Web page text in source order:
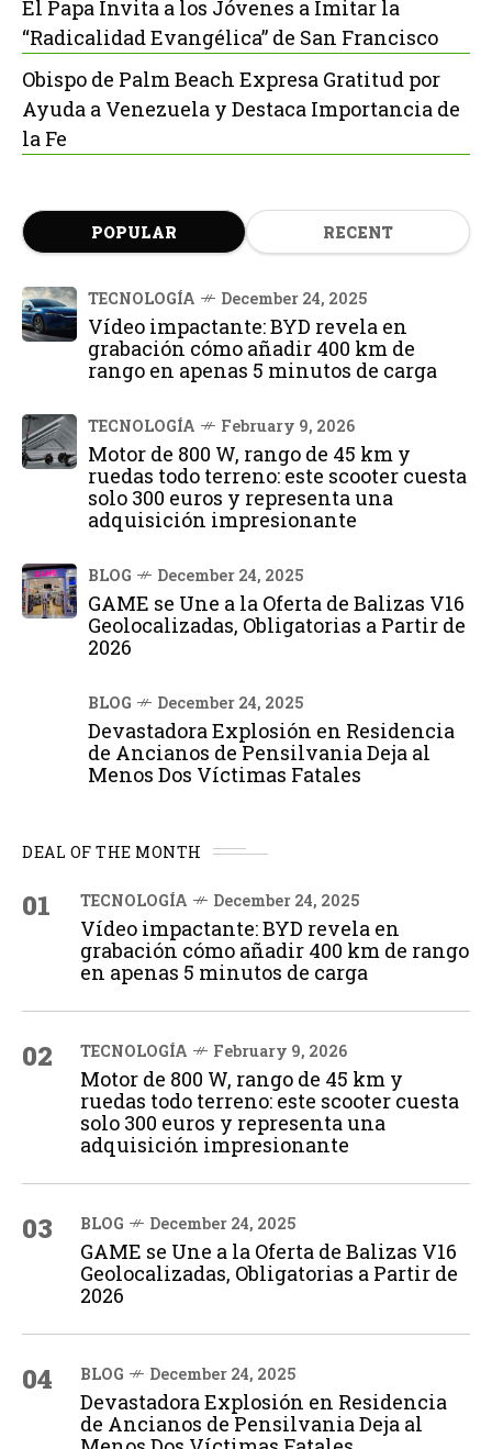
El Papa Invita a los Jóvenes a Imitar la
“Radicalidad Evangélica” de San Francisco
Obispo de Palm Beach Expresa Gratitud por
Ayuda a Venezuela y Destaca Importancia de
la Fe
POPULAR RECENT
TECNOLOGÍA December 24, 2025
Vídeo impactante: BYD revela en
grabación cómo añadir 400 km de
rango en apenas 5 minutos de carga
TECNOLOGÍA February 9, 2026
Motor de 800 W, rango de 45 km y
ruedas todo terreno: este scooter cuesta
solo 300 euros y representa una
adquisición impresionante
BLOG December 24, 2025
GAME se Une a la Oferta de Balizas V16
Geolocalizadas, Obligatorias a Partir de
2026
BLOG December 24, 2025
Devastadora Explosión en Residencia
de Ancianos de Pensilvania Deja al
Menos Dos Víctimas Fatales
DEAL OF THE MONTH
01 TECNOLOGÍA December 24, 2025
Vídeo impactante: BYD revela en
grabación cómo añadir 400 km de rango
en apenas 5 minutos de carga
02 TECNOLOGÍA February 9, 2026
Motor de 800 W, rango de 45 km y
ruedas todo terreno: este scooter cuesta
solo 300 euros y representa una
adquisición impresionante
03 BLOG December 24, 2025
GAME se Une a la Oferta de Balizas V16
Geolocalizadas, Obligatorias a Partir de
2026
04 BLOG December 24, 2025
Devastadora Explosión en Residencia
de Ancianos de Pensilvania Deja al